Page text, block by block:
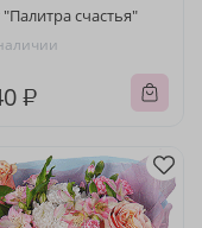
"Палитра счастья"
₽